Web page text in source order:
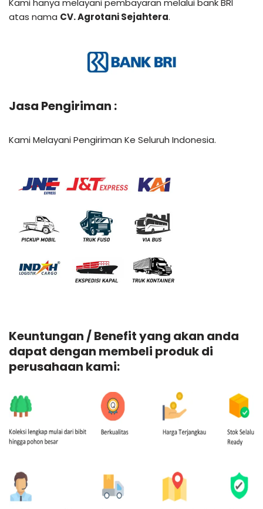
Kami hanya melayani pembayaran melalui bank BRI
atas nama CV. Agrotani Sejahtera.
Jasa Pengiriman :
Kami Melayani Pengiriman Ke Seluruh Indonesia.
Keuntungan / Benefit yang akan anda
dapat dengan membeli produk di
perusahaan kami: